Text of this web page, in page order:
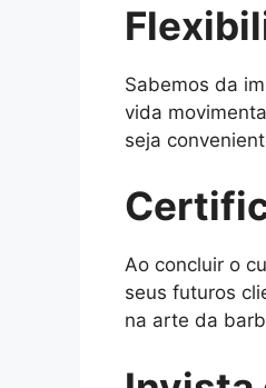
Sabemos da
vida
seja
Ao concluir o
seus futuros
na arte da